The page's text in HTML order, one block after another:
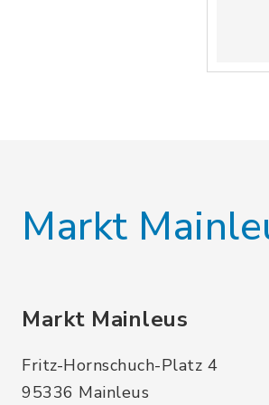
Markt
Markt Mainleus
Fritz-Hornschuch-Platz 4
95336 Mainleus